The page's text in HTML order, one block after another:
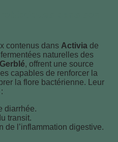
contenus dans Activia de
naturelles des
Gerblé, offrent une source
capables de renforcer la
la flore bactérienne. Leur
diarrhée.
transit.
de l’inflammation digestive.